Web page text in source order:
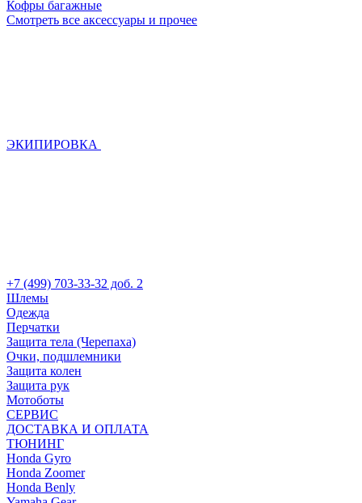
Кофры багажные
Смотреть все аксессуары и прочее
ЭКИПИРОВКА
+7 (499) 703-33-32 доб. 2
Шлемы
Одежда
Перчатки
Защита тела (Черепаха)
Очки, подшлемники
Защита колен
Защита рук
Мотоботы
СЕРВИС
ДОСТАВКА И ОПЛАТА
ТЮНИНГ
Honda Gyro
Honda Zoomer
Honda Benly